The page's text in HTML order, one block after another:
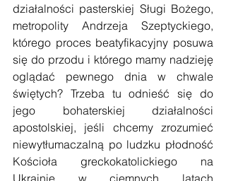
działalności pasterskiej Sługi Bożego,
metropolity Andrzeja Szeptyckiego,
którego proces beatyfikacyjny posuwa
się do przodu i którego mamy nadzieję
oglądać pewnego dnia w chwale
świętych? Trzeba tu odnieść się do
jego bohaterskiej działalności
apostolskiej, jeśli chcemy zrozumieć
niewytłumaczalną po ludzku płodność
Kościoła greckokatolickiego na